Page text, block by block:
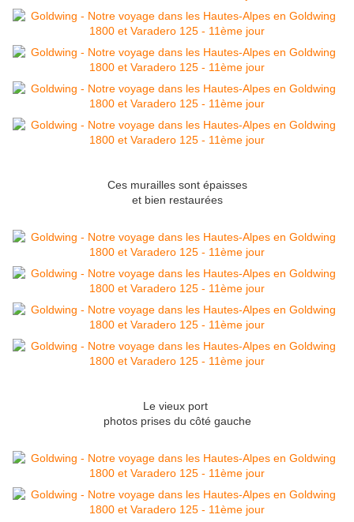
Ces murailles sont épaisses
et bien restaurées
Le vieux port
photos prises du côté gauche